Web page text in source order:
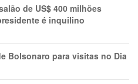
de US$ 400 milhões
é inquilino
Bolsonaro para visitas no Dia